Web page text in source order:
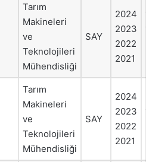
Tarım
Makineleri
ve
Teknolojileri
Mühendisliği
SAY
2024
2023
2022
2021
Tarım
Makineleri
ve
Teknolojileri
Mühendisliği
SAY
2024
2023
2022
2021